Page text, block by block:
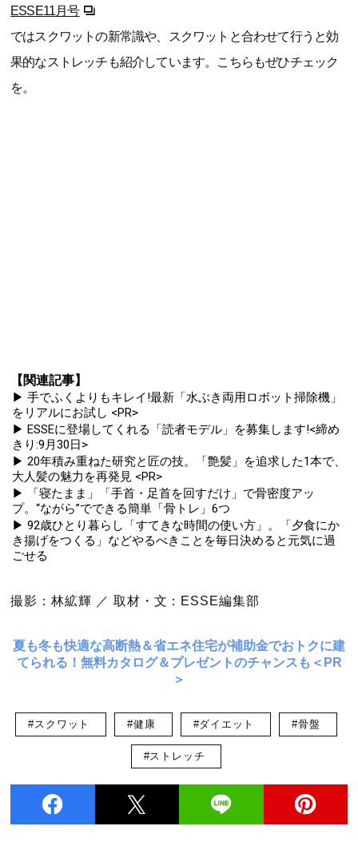
ESSE11月号
ではスクワットの新常識や、スクワットと合わせて行うと効
果的なストレッチも紹介しています。こちらもぜひチェック
を。
【関連記事】
▶ 手でふくよりもキレイ!最新「水ぶき両用ロボット掃除機」
をリアルにお試し <PR>
▶ ESSEに登場してくれる「読者モデル」を募集します!<締め
きり:9月30日>
▶ 20年積み重ねた研究と匠の技。「艶髪」を追求した1本で、
大人髪の魅力を再発見 <PR>
▶ 「寝たまま」「手首・足首を回すだけ」で骨密度アッ
プ。“ながら”でできる簡単「骨トレ」6つ
▶ 92歳ひとり暮らし「すてきな時間の使い方」。「夕食にか
き揚げをつくる」などやるべきことを毎日決めると元気に過
ごせる
撮影：林絋輝 ／ 取材・文：ESSE編集部
夏も冬も快適な高断熱＆省エネ住宅が補助金でおトクに建
てられる！無料カタログ＆プレゼントのチャンスも＜PR
＞
#スクワット #健康 #ダイエット #骨盤
#ストレッチ